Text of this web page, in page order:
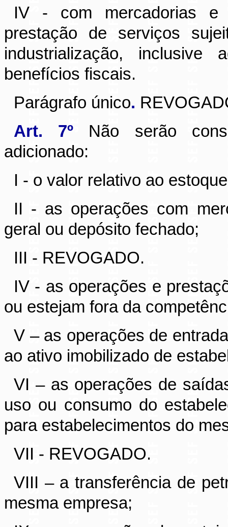
IV - com mercadorias e
prestação de serviços
industrialização,
benefícios fiscais.
Parágrafo único.
Art. 7º Não serão
adicionado:
I - o valor relativo ao
II - as operações com
geral ou depósito fechado;
III - REVOGADO.
IV- as operações e
ou estejam fora da
V – as operações de
ao ativo imobilizado de
VI – as operações de
uso ou consumo do
para estabelecimentos do
VII - REVOGADO.
VIII – a transferência de
mesma empresa;